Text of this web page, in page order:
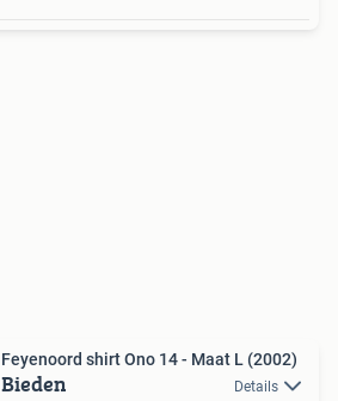
Feyenoord shirt Ono 14 - Maat L (2002)
Bieden Details